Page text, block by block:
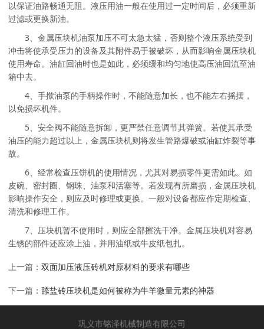
以保证油路畅通无阻。液压用油一般在使用过一定时间后，必须重新
过滤或更换新油。
3、金属压块机油泵加压不可太急太猛，否则整个液压系统受到
冲击将使承受压力的设备及其附件易于被破坏，从而影响金属压块机
使用寿命。油缸回油时也是如此，必须缓和均匀地使高压油回流至油
箱中去。
4、手揿油泵的手柄操作时，不能随意加长，也不能左右摇摆，
以免损坏机件。
5、安全阀不能随意拆卸，更严禁任意调节其弹簧。若使其承受
油压的能力超过以上，金属压块机则将发生管路爆破或油缸炸裂等事
故。
6、经常检查压饼机的使用情况，尤其对易损零件更需如此。如
皮碗、密封圈、钢珠、油泵和活塞等。若发现有所磨损，金属压块机
影响操作安全，则应及时修理或更换。一般对设备都应作定期检查、
清洗和修理工作。
7、压块机暂不使用时，则应全部擦洗干净。金属压块机对容易
生锈的部件还应涂上油，并用油纸或牛皮纸包扎。
上一篇： 双面加压液压砖机对原材料的要求有哪些
下一篇： 舔盐砖压块机是如何被称为牛羊微量元素的神器
巩义市铭泽机械制造有限公司